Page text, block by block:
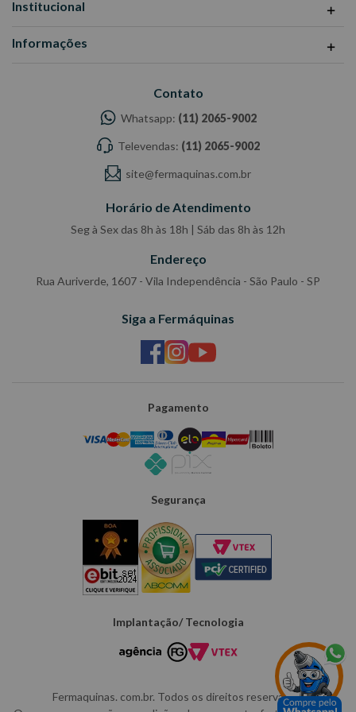
Institucional
Informações
Contato
Whatsapp: (11) 2065-9002
Televendas: (11) 2065-9002
site@fermaquinas.com.br
Horário de Atendimento
Seg à Sex das 8h às 18h | Sáb das 8h às 12h
Endereço
Rua Auriverde, 1607 - Vila Independência - São Paulo - SP
Siga a Fermáquinas
Pagamento
Segurança
Implantação/ Tecnologia
Fermaquinas. com.br. Todos os direitos reservados.